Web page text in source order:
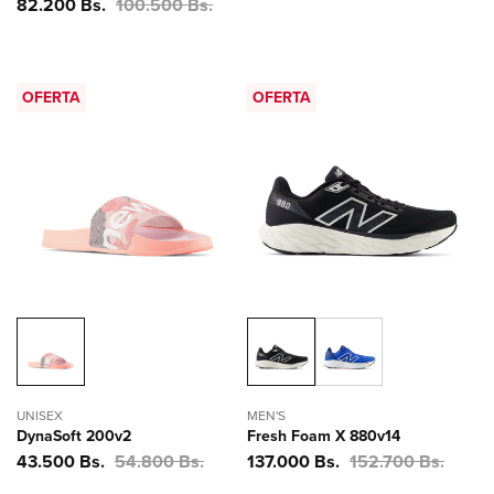
OFERTA
UNISEX
DynaSoft 200v2
Precio
43.500 Bs. Precio
54.800 Bs.
OFERTA
MEN'S
Fresh Foam X 880v14
Precio
137.000 Bs. Precio
152.700 Bs.